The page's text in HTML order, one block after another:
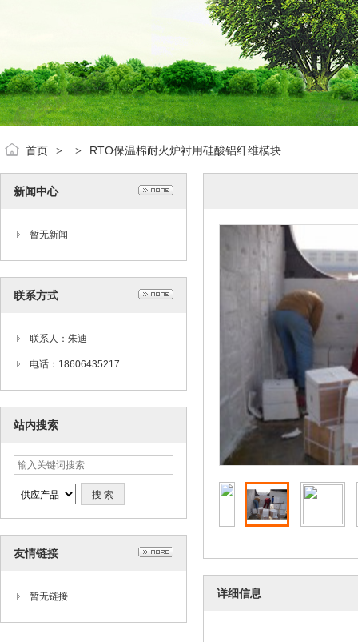
首页 > > RTO保温棉耐火炉衬用硅酸铝纤维模块
新闻中心
暂无新闻
联系方式
联系人：朱迪
电话：18606435217
站内搜索
友情链接
暂无链接 详细信息